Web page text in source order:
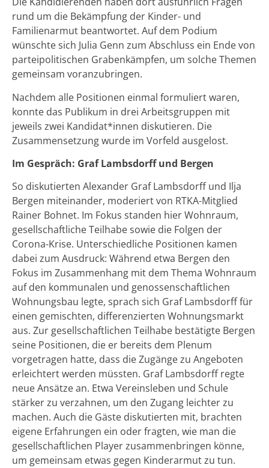
rund um die Bekämpfung der Kinder- und
Familienarmut beantwortet. Auf dem Podium
wünschte sich Julia Genn zum Abschluss ein Ende von
parteipolitischen Grabenkämpfen, um solche Themen
gemeinsam voranzubringen.
Nachdem alle Positionen einmal formuliert waren,
konnte das Publikum in drei Arbeitsgruppen mit
jeweils zwei Kandidat*innen diskutieren. Die
Zusammensetzung wurde im Vorfeld ausgelost.
Im Gespräch: Graf Lambsdorff und Bergen
So diskutierten Alexander Graf Lambsdorff und Ilja
Bergen miteinander, moderiert von RTKA-Mitglied
Rainer Bohnet. Im Fokus standen hier Wohnraum,
gesellschaftliche Teilhabe sowie die Folgen der
Corona-Krise. Unterschiedliche Positionen kamen
dabei zum Ausdruck: Während etwa Bergen den
Fokus im Zusammenhang mit dem Thema Wohnraum
auf den kommunalen und genossenschaftlichen
Wohnungsbau legte, sprach sich Graf Lambsdorff für
einen gemischten, differenzierten Wohnungsmarkt
aus. Zur gesellschaftlichen Teilhabe bestätigte Bergen
seine Positionen, die er bereits dem Plenum
vorgetragen hatte, dass die Zugänge zu Angeboten
erleichtert werden müssten. Graf Lambsdorff regte
neue Ansätze an. Etwa Vereinsleben und Schule
stärker zu verzahnen, um den Zugang leichter zu
machen. Auch die Gäste diskutierten mit, brachten
eigene Erfahrungen ein oder fragten, wie man die
gesellschaftlichen Player zusammenbringen könne,
um gemeinsam etwas gegen Kinderarmut zu tun.